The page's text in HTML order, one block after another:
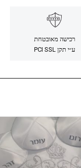
רכישה מאובטחת
ע״י תקן PCI SSL